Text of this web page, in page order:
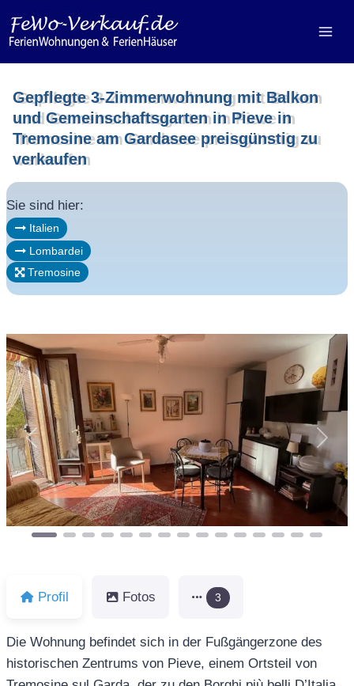
Inhalt
springen
Gepflegte 3-Zimmerwohnung mit Balkon
und Gemeinschaftsgarten in Pieve in
Tremosine am Gardasee preisgünstig zu
verkaufen
Sie sind hier:
Italien
Lombardei
Tremosine
Vorheriges
Profil Fotos 3
Die Wohnung befindet sich in der Fußgängerzone des
historischen Zentrums von Pieve, einem Ortsteil von